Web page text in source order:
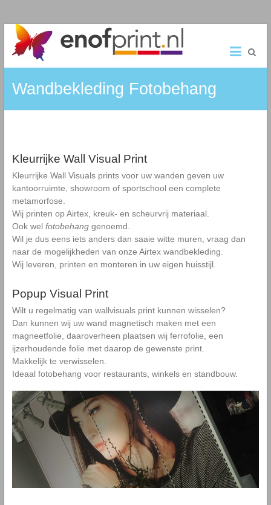
naar
de
inhoud
ENOFPRINT.NL
tot
–
Wandbekleding Fotobehang
Kleurrijke Wall Visual Print
Kleurrijke Wall Visuals prints voor uw wanden geven uw
kantoorruimte, showroom of sportschool een complete
metamorfose.
Wij printen op Airtex, kreuk- en scheurvrij materiaal.
Ook wel fotobehanggenoemd.
Wil je dus eens iets anders dan saaie witte muren, vraag dan
naar de mogelijkheden van onze Airtex wandbekleding
Wij leveren, printen en monteren in uw eigen huisstijl.
Popup Visual Print
Wilt u regelmatig van wallvisuals print kunnen wisselen?
Dan kunnen wij uw wand magnetisch maken met een
magneetfolie, daaroverheen plaatsen wij ferrofolie, een
ijzerhoudende folie met daarop de gewenste print.
Makkelijk te verwisselen.
Ideaal fotobehang voor restaurants, winkels en standbouw.